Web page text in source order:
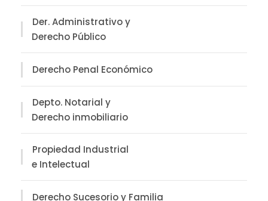
Der. Administrativo y
Derecho Público
Derecho Penal Económico
Depto. Notarial y
Derecho inmobiliario
Propiedad Industrial
e Intelectual
Derecho Sucesorio y Familia